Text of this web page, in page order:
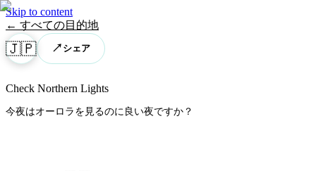
Skip to content
← すべての目的地
🇯🇵 ↗ シェア
Check Northern Lights
今夜はオーロラを見るのに良い夜ですか？